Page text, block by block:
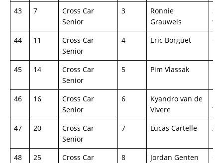
43
7
Cross Car
Senior
3
Ronnie
Grauwels
44
11
Cross Car
Senior
4 Eric Borguet
45
14
Cross Car
Senior
5 Pim Vlassak
46 16
Cross Car
Senior
6
Kyandro van de
Vivere
47
20
Cross Car
Senior
7 Lucas Cartelle
48 25
Cross Car
8 Jordan Genten